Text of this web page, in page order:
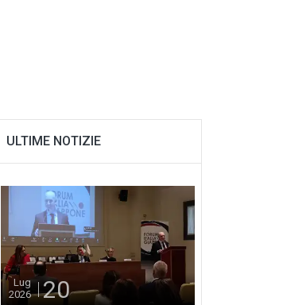
ULTIME NOTIZIE
Lug
2026
20